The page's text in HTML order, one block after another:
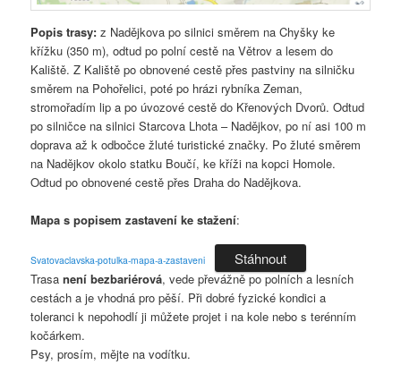
Popis trasy:z Nadějkova po silnici směrem na Chyšky ke
křížku (350 m), odtud po polní cestě na Větrov a lesem do
Kaliště. Z Kaliště po obnovené cestě přes pastviny na silničku
směrem na Pohořelici, poté po hrázi rybníka Zeman,
stromořadím lip a po úvozové cestě do Křenových Dvorů. Odtud
po silničce na silnici Starcova Lhota – Nadějkov, po ní asi 100 m
doprava až k odbočce žluté turistické značky. Po žluté směrem
na Nadějkov okolo statku Boučí, ke kříži na kopci Homole.
Odtud po obnovené cestě přes Draha do Nadějkova.
Mapa s popisem zastavení ke stažení:
Svatovaclavska-potulka-mapa-a-zastaveni Stáhnout
Trasanení bezbariérová, vede převážně po polních a lesních
cestách a je vhodná pro pěší. Při dobré fyzické kondici a
toleranci k nepohodlí ji můžete projet i na kole nebo s terénním
kočárkem.
Psy, prosím, mějte na vodítku.